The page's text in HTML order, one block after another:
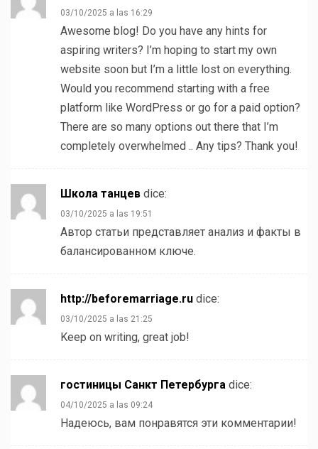
03/10/2025 a las 16:29
Awesome blog! Do you have any hints for
aspiring writers? I’m hoping to start my own
website soon but I’m a little lost on everything.
Would you recommend starting with a free
platform like WordPress or go for a paid option?
There are so many options out there that I’m
completely overwhelmed .. Any tips? Thank you!
Школа танцев dice:
03/10/2025 a las 19:51
Автор статьи представляет анализ и факты в
балансированном ключе.
http://beforemarriage.ru dice:
03/10/2025 a las 21:25
Keep on writing, great job!
гостиницы Санкт Петербурга dice:
04/10/2025 a las 09:24
Надеюсь, вам понравятся эти комментарии!